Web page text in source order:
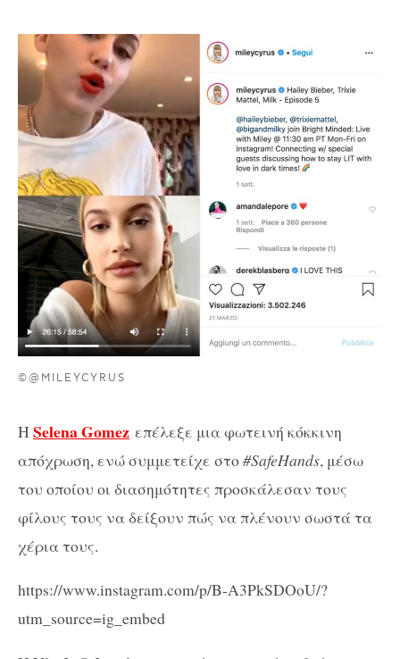
©@MILEYCYRUS
Η Selena Gomez επέλεξε μια φωτεινή κόκκινη
απόχρωση, ενώ συμμετείχε στο#SafeHands, μέσω
του οποίου οι διασημότητες προσκάλεσαν τους
φίλους τους να δείξουν πώς να πλένουν σωστά τα
χέρια τους.
https://www.instagram.com/p/B-A3PkSDOoU/?
utm_source=ig_embed